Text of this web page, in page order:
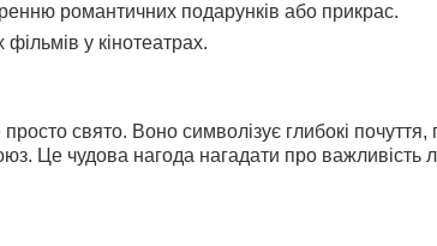
романтичних подарунків або прикрас.
у кінотеатрах.
свято. Воно символізує глибокі почуття,
Це чудова нагода нагадати про важливість